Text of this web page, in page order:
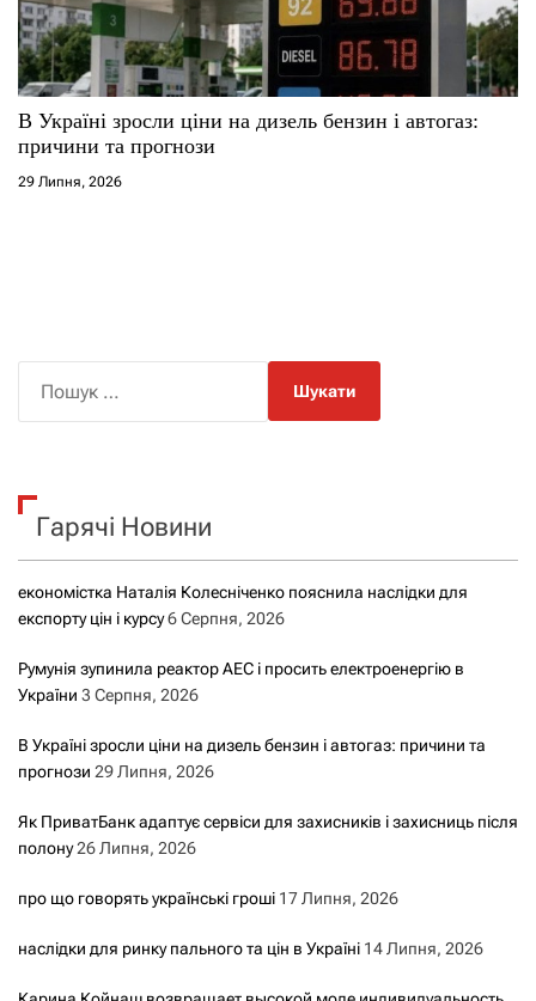
В Україні зросли ціни на дизель бензин і автогаз:
причини та прогнози
29 Липня, 2026
к
Гарячі Новини
економістка Наталія Колесніченко пояснила наслідки для
експорту цін і курсу6 Серпня, 2026
Румунія зупинила реактор АЕС і просить електроенергію в
України 3 Серпня, 2026
В Україні зросли ціни на дизель бензин і автогаз: причини та
прогнози 29 Липня, 2026
Як ПриватБанк адаптує сервіси для захисників і захисниць після
полону26 Липня, 2026
про що говорять українські гроші 17 Липня, 2026
наслідки для ринку пального та цін в Україні 14 Липня, 2026